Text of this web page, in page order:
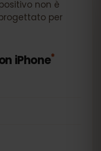
non è
per
iPhone*